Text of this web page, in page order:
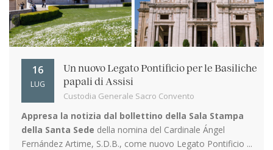
16
LUG
Un nuovo Legato Pontificio per le Basiliche
papali di Assisi
Custodia Generale Sacro Convento
Appresa la notizia dal bollettino della Sala Stampa
della Santa Sede della nomina del Cardinale Ángel
Fernández Artime, S.D.B., come nuovo Legato Pontificio ...